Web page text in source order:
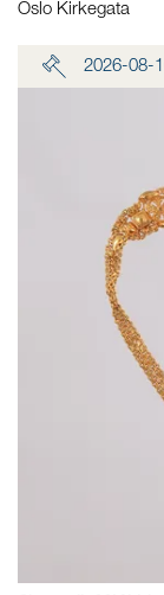
Oslo Kirkegata
2026-08-